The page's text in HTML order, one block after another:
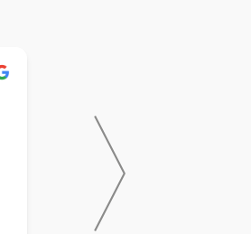
★
très bonne pharmacie, beaucoup
choix et personnel très à l'écoute